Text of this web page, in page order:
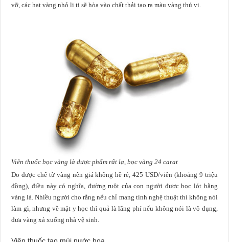
vỡ, các hạt vàng nhỏ li ti sẽ hòa vào chất thải tạo ra màu vàng thú vị.
Viên thuốc bọc vàng là dược phẩm rất lạ, bọc vàng 24 carat
Do được chế từ vàng nên giá không hề rẻ, 425 USD/viên (khoảng 9 triệu
đồng), điều này có nghĩa, đường ruột của con người được bọc lót bằng
vàng lá. Nhiều người cho rằng nếu chỉ mang tính nghệ thuật thì không nói
làm gì, nhưng về mặt y học thì quả là lãng phí nếu không nói là vô dụng,
đưa vàng xả xuống nhà vệ sinh.